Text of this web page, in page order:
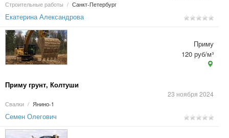
Строительные работы / Санкт-Петербург
Екатерина Александрова
Приму грунт, Колтуши
23 ноября 2024
Свалки / Янино-1
Приму
120 руб/м³
Семен Олегович